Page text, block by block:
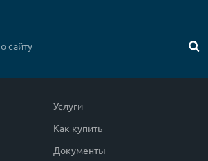
Услуги
Как купить
Документы